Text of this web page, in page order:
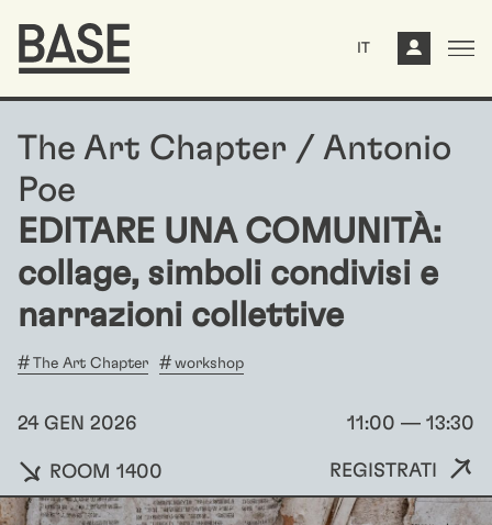
IT
The Art Chapter / Antonio
Poe
EDITARE UNA COMUNITÀ:
collage, simboli condivisi e
narrazioni collettive
The Art Chapter workshop
24 GEN 2026 11:00 — 13:30
ROOM 1400 REGISTRATI